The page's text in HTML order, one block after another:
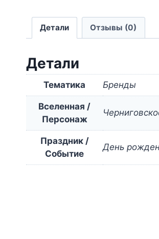
Детали Отзывы (0)
Детали
Тематика Бренды
Вселенная /
Персонаж
Праздник /
Событие
День